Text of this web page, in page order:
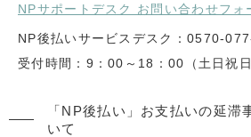
NPサポートデスク お問い合わせフォ
NP後払いサービスデスク：0570-
受付時間：9：00～18：00（土日祝日
「NP後払い」お支払いの延滞
いて